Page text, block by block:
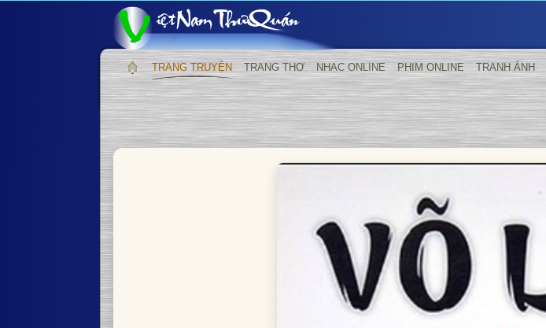
TRANG TRUYỆN TRANG THƠ NHẠC ONLINE PHIM ONLINE TRANH ẢNH